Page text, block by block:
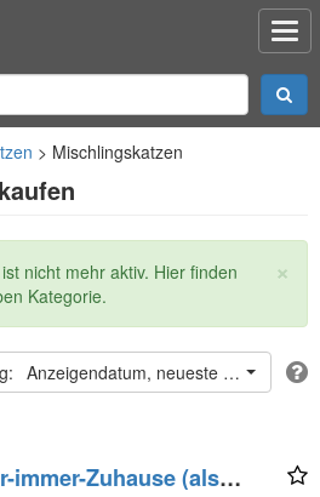
Mischlingskatzen
×
nicht mehr aktiv. Hier finden
Kategorie.
Anzeigendatum, neueste oben
immer-Zuhause (als